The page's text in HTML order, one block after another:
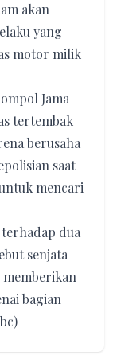
akan
yang
motor milik
Jama
tertembak
berusaha
saat
mencari
dua
senjata
bagian